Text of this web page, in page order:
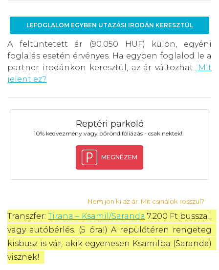
LEFOGLALOM EGYBEN UTAZÁSI IRODÁN KERESZTÜL
A feltüntetett ár (90.050 HUF) külön, egyéni
foglalás esetén érvényes. Ha egyben foglalod le a
partner irodánkon keresztül, az ár változhat. Mit
jelent ez?
Reptéri parkoló
10% kedvezmény vagy bőrönd fóliázás - csak nektek!
MEGNÉZEM
Nem jön ki az ár. Mit csinálok rosszul?
Transzfer: Tirana – Ksamil/Saranda 7.200 Ft busszal,
vagy autóbérlés. (5 óra!) A repülőtéren rengeteg
kisbusz is vár, akik egyenesen Ksamilba (Saranda)
visznek!